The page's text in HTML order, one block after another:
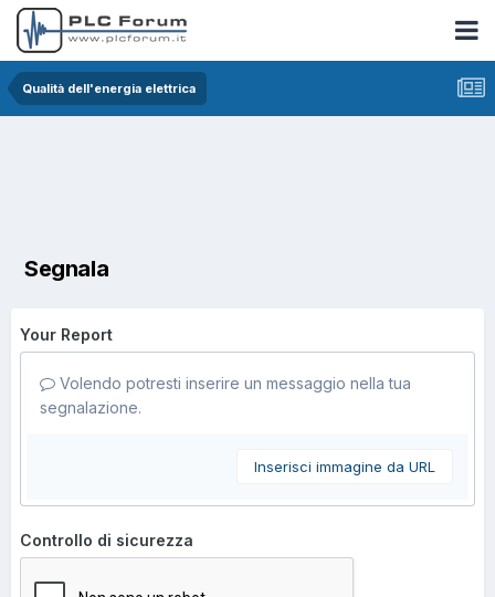
Qualità dell'energia elettrica
Segnala
Your Report
Volendo potresti inserire un messaggio nella tua
segnalazione.
Inserisci immagine da URL
Controllo di sicurezza